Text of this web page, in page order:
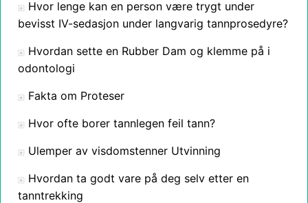
Hvor lenge kan en person være trygt under
bevisst IV-sedasjon under langvarig tannprosedyre?
Hvordan sette en Rubber Dam og klemme på i
odontologi
Fakta om Proteser
Hvor ofte borer tannlegen feil tann?
Ulemper av visdomstenner Utvinning
Hvordan ta godt vare på deg selv etter en
tanntrekking